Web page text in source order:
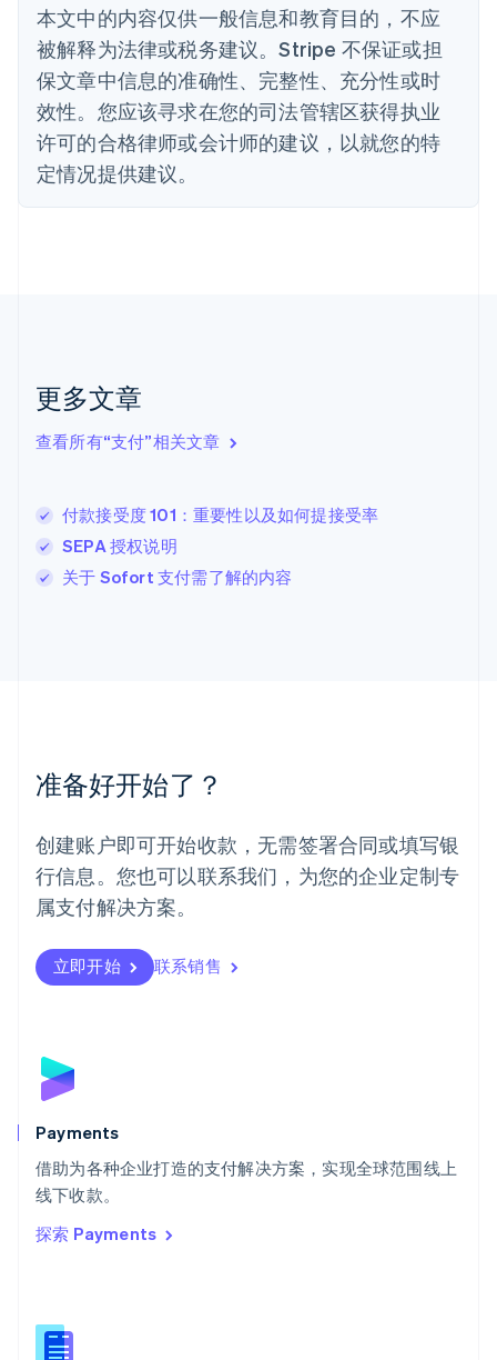
本文中的内容仅供一般信息和教育目的，不应
被解释为法律或税务建议。Stripe 不保证或担
保文章中信息的准确性、完整性、充分性或时
效性。您应该寻求在您的司法管辖区获得执业
许可的合格律师或会计师的建议，以就您的特
定情况提供建议。
更多文章
查看所有“支付”相关文章
付款接受度 101：重要性以及如何提接受率
SEPA 授权说明
关于 Sofort 支付需了解的内容
准备好开始了？
创建账户即可开始收款，无需签署合同或填写银
行信息。您也可以联系我们，为您的企业定制专
属支付解决方案。
立即开始 联系销售
Payments
借助为各种企业打造的支付解决方案，实现全球范围线上
线下收款。
探索 Payments
丹麦
德国
DeutschEnglish
法国
FrançaisEnglish
芬兰
EnglishSvenska
English
English
卢森堡
罗马尼亚
English
挪威
葡萄牙
Português English
日本
日本語English
瑞典
瑞士
DeutschFrançais
English
斯洛文尼亚
泰国
ไทยEnglish
希腊
English
西班牙
新西兰
English